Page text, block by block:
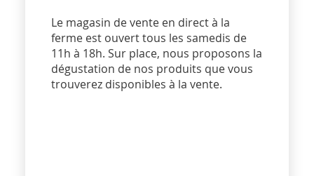
Le magasin de vente en direct à la
ferme est ouvert tous les samedis de
11h à 18h. Sur place, nous proposons la
dégustation de nos produits que vous
trouverez disponibles à la vente.